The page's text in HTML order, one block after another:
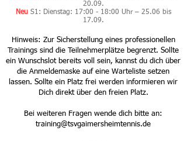
20.09.
Neu S1: Dienstag: 17:00 - 18:00 Uhr – 25.06 bis
17.09.
Hinweis: Zur Sicherstellung eines professionellen
Trainings sind die Teilnehmerplätze begrenzt. Sollte
ein Wunschslot bereits voll sein, kannst du dich über
die Anmeldemaske auf eine Warteliste setzen
lassen. Sollte ein Platz frei werden informieren wir
Dich direkt über den freien Platz.
Bei weiteren Fragen wende dich bitte an:
training@tsvgaimersheimtennis.de